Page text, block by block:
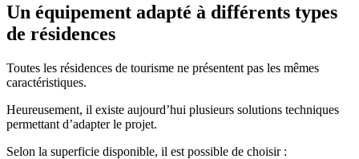
Un équipement adapté à différents types
de résidences
Toutes les résidences de tourisme ne présentent pas les mêmes
caractéristiques.
Heureusement, il existe aujourd’hui plusieurs solutions techniques
permettant d’adapter le projet.
Selon la superficie disponible, il est possible de choisir :